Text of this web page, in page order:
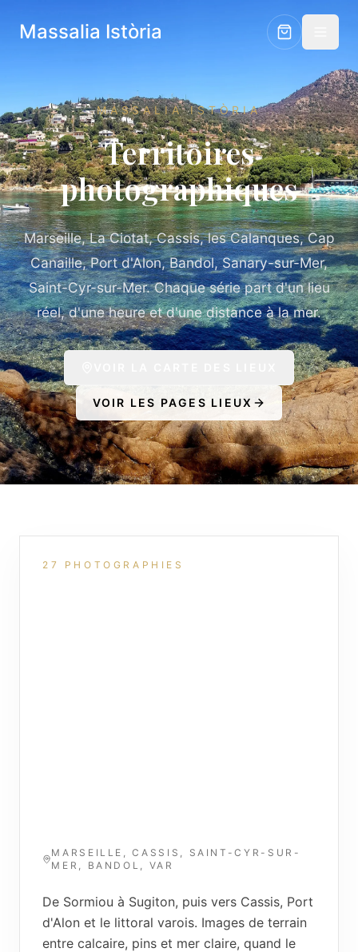
Massalia Istòria
MASSALIA ISTÒRIA
Territoires
photographiques
Marseille, La Ciotat, Cassis, les Calanques, Cap
Canaille, Port d'Alon, Bandol, Sanary-sur-Mer,
Saint-Cyr-sur-Mer. Chaque série part d'un lieu
réel, d'une heure et d'une distance à la mer.
VOIR LES PAGES LIEUX
27 PHOTOGRAPHIES
MARSEILLE, CASSIS, SAINT-CYR-SUR-
MER, BANDOL, VAR
De Sormiou à Sugiton, puis vers Cassis, Port
d'Alon et le littoral varois. Images de terrain
entre calcaire, pins et mer claire, quand le